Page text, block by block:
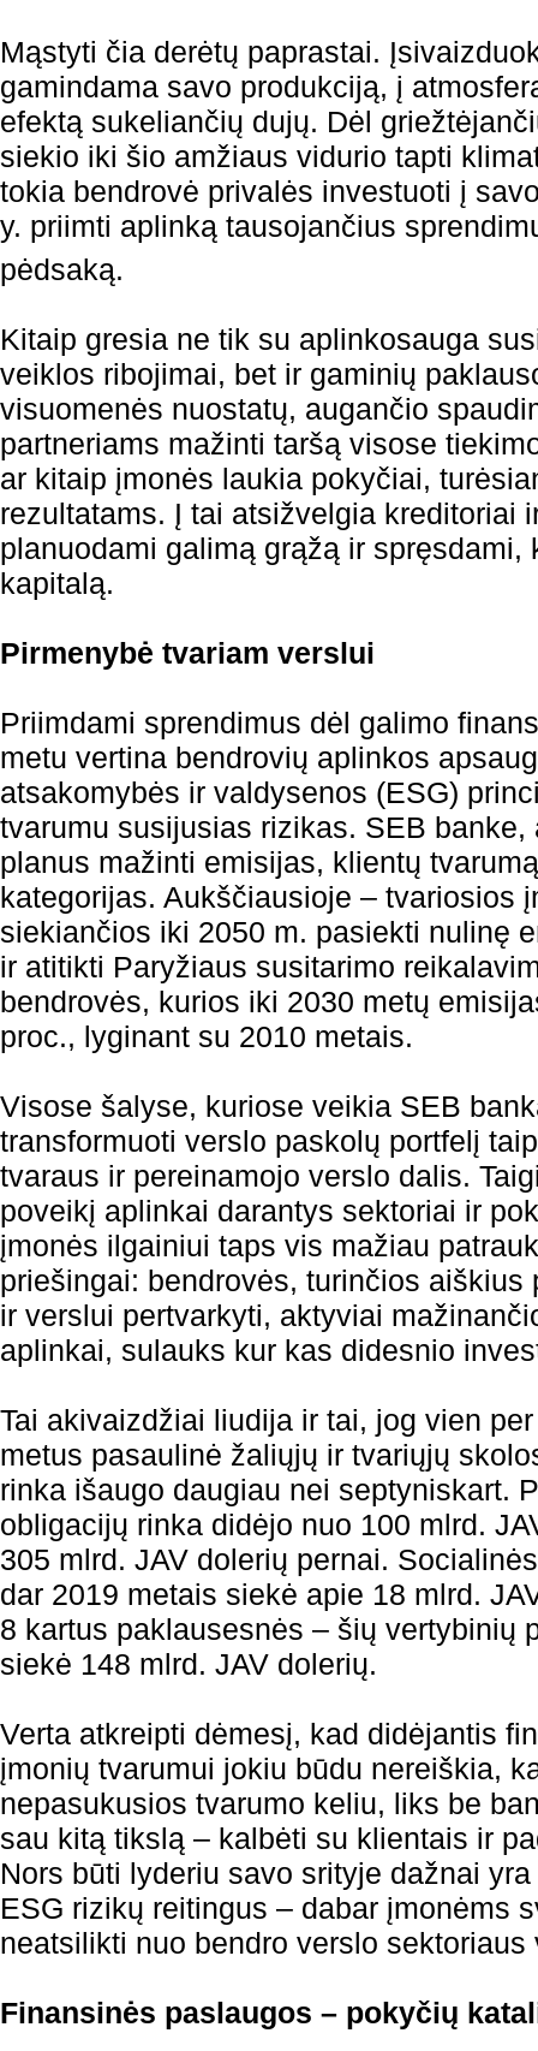
Mąstyti čia derėtų paprastai.
gamindama savo produkciją, į
efektą sukeliančių dujų. Dėl
siekio iki šio amžiaus vidurio tapti
tokia bendrovė privalės investuoti į
y. priimti aplinką tausojančius
pėdsaką.
Kitaip gresia ne tik su aplinkosauga
veiklos ribojimai, bet ir gaminių
visuomenės nuostatų, augančio
partneriams mažinti taršą visose
ar kitaip įmonės laukia pokyčiai,
rezultatams. Į tai atsižvelgia kreditoriai
planuodami galimą grąžą ir spręsdami,
kapitalą.
Pirmenybė tvariam verslui
Priimdami sprendimus dėl galimo
metu vertina bendrovių aplinkos
atsakomybės ir valdysenos (ESG)
tvarumu susijusias rizikas. SEB
planus mažinti emisijas, klientų
kategorijas. Aukščiausioje – tvariosios
siekiančios iki 2050 m. pasiekti nulinę
ir atitikti Paryžiaus susitarimo
bendrovės, kurios iki 2030 metų
proc., lyginant su 2010 metais.
Visose šalyse, kuriose veikia SEB
transformuoti verslo paskolų portfelį
tvaraus ir pereinamojo verslo dalis.
poveikį aplinkai darantys sektoriai ir
įmonės ilgainiui taps vis mažiau
priešingai: bendrovės, turinčios
ir verslui pertvarkyti, aktyviai
aplinkai, sulauks kur kas didesnio
Tai akivaizdžiai liudija ir tai, jog vien
metus pasaulinė žaliųjų ir tvariųjų
rinka išaugo daugiau nei septyniskart.
obligacijų rinka didėjo nuo 100 mlrd.
305 mlrd. JAV dolerių pernai.
dar 2019 metais siekė apie 18 mlrd.
8 kartus paklausesnės – šių vertybinių
siekė 148 mlrd. JAV dolerių.
Verta atkreipti dėmesį, kad didėjantis
įmonių tvarumui jokiu būdu nereiškia,
nepasukusios tvarumo keliu, liks be
sau kitą tikslą – kalbėti su klientais ir
Nors būti lyderiu savo srityje dažnai
ESG rizikų reitingus – dabar įmonėms
neatsilikti nuo bendro verslo sektoriaus
Finansinės paslaugos – pokyčių